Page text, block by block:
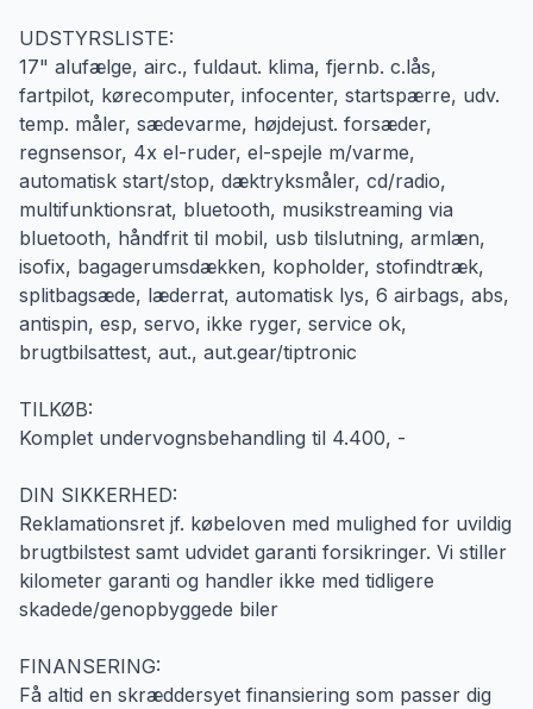
UDSTYRSLISTE:
17" alufælge, airc., fuldaut. klima, fjernb. c.lås,
fartpilot, kørecomputer, infocenter, startspærre, udv.
temp. måler, sædevarme, højdejust. forsæder,
regnsensor, 4x el-ruder, el-spejle m/varme,
automatisk start/stop, dæktryksmåler, cd/radio,
multifunktionsrat, bluetooth, musikstreaming via
bluetooth, håndfrit til mobil, usb tilslutning, armlæn,
isofix, bagagerumsdækken, kopholder, stofindtræk,
splitbagsæde, læderrat, automatisk lys, 6 airbags, abs,
antispin, esp, servo, ikke ryger, service ok,
brugtbilsattest, aut., aut.gear/tiptronic
TILKØB:
Komplet undervognsbehandling til 4.400, -
DIN SIKKERHED:
Reklamationsret jf. købeloven med mulighed for uvildig
brugtbilstest samt udvidet garanti forsikringer. Vi stiller
kilometer garanti og handler ikke med tidligere
skadede/genopbyggede biler
FINANSERING:
Få altid en skræddersyet finansiering som passer dig